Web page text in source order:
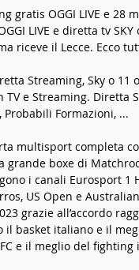
gratis OGGI LIVE e
LIVE e diretta tv SKY
riceve il Lecce. Ecco
Streaming, Sky o
e Streaming. Diretta
Probabili Formazioni, ...
multisport completa
grande boxe di
i canali Eurosport 1
US Open e
grazie all’accordo
il basket italiano e il
e il meglio del